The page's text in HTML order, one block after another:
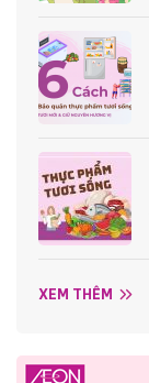
XEM THÊM